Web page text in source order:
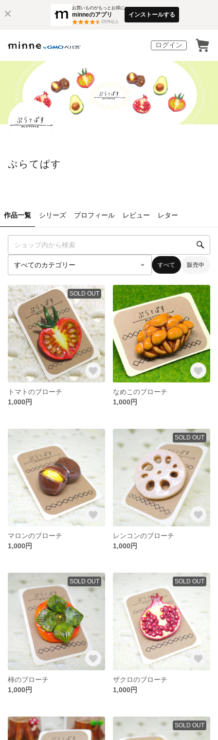
お買いものがもっとお得に
minneのアプリ
3万件以上
インストールする
ログイン
ぷらてぱす
作品一覧 シリーズ プロフィール レビュー レター
すべて 販売中
SOLD OUT
トマトのブローチ
1,000円
なめこのブローチ
1,000円
マロンのブローチ
1,000円
SOLD OUT
レンコンのブローチ
1,000円
SOLD OUT
柿のブローチ
1,000円
SOLD OUT
ザクロのブローチ
1,000円
SOLD OUT